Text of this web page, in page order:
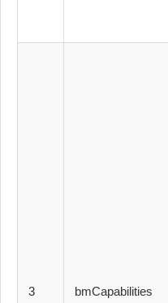
3 bmCapabilities